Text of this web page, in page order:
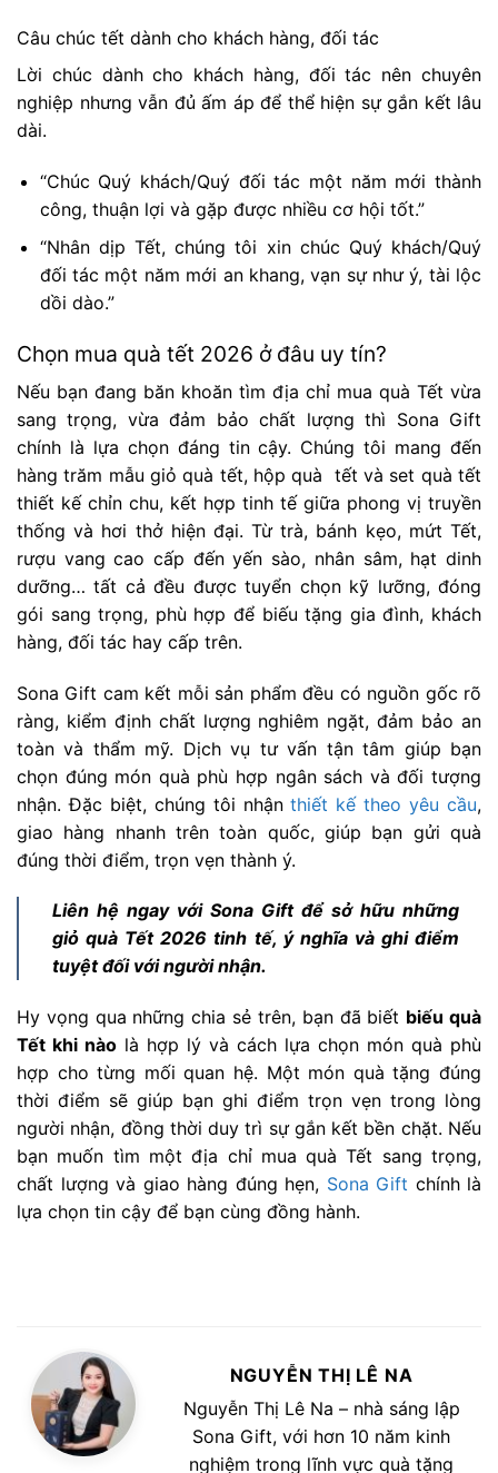
Câu chúc tết dành cho khách hàng, đối tác
Lời chúc dành cho khách hàng, đối tác nên chuyên
nghiệp nhưng vẫn đủ ấm áp để thể hiện sự gắn kết lâu
dài.
“Chúc Quý khách/Quý đối tác một năm mới thành
công, thuận lợi và gặp được nhiều cơ hội tốt.”
“Nhân dịp Tết, chúng tôi xin chúc Quý khách/Quý
đối tác một năm mới an khang, vạn sự như ý, tài lộc
dồi dào.”
Chọn mua quà tết 2026 ở đâu uy tín?
Nếu bạn đang băn khoăn tìm địa chỉ mua quà Tết vừa
sang trọng, vừa đảm bảo chất lượng thì Sona Gift
chính là lựa chọn đáng tin cậy. Chúng tôi mang đến
hàng trăm mẫu giỏ quà tết, hộp quà tết và set quà tết
thiết kế chỉn chu, kết hợp tinh tế giữa phong vị truyền
thống và hơi thở hiện đại. Từ trà, bánh kẹo, mứt Tết,
rượu vang cao cấp đến yến sào, nhân sâm, hạt dinh
dưỡng… tất cả đều được tuyển chọn kỹ lưỡng, đóng
gói sang trọng, phù hợp để biếu tặng gia đình, khách
hàng, đối tác hay cấp trên.
Sona Gift cam kết mỗi sản phẩm đều có nguồn gốc rõ
ràng, kiểm định chất lượng nghiêm ngặt, đảm bảo an
toàn và thẩm mỹ. Dịch vụ tư vấn tận tâm giúp bạn
chọn đúng món quà phù hợp ngân sách và đối tượng
nhận. Đặc biệt, chúng tôi nhậnthiết kế theo yêu cầu,
giao hàng nhanh trên toàn quốc, giúp bạn gửi quà
đúng thời điểm, trọn vẹn thành ý.
Liên hệ ngay với Sona Gift để sở hữu những
giỏ quà Tết 2026 tinh tế, ý nghĩa và ghi điểm
tuyệt đối với người nhận.
Hy vọng qua những chia sẻ trên, bạn đã biết biếu quà
Tết khi nào là hợp lý và cách lựa chọn món quà phù
hợp cho từng mối quan hệ. Một món quà tặng đúng
thời điểm sẽ giúp bạn ghi điểm trọn vẹn trong lòng
người nhận, đồng thời duy trì sự gắn kết bền chặt. Nếu
bạn muốn tìm một địa chỉ mua quà Tết sang trọng,
chất lượng và giao hàng đúng hẹn, Sona Gift chính là
lựa chọn tin cậy để bạn cùng đồng hành.
NGUYỄN THỊ LÊ NA
Nguyễn Thị Lê Na – nhà sáng lập
Sona Gift, với hơn 10 năm kinh
nghiệm trong lĩnh vực quà tặng